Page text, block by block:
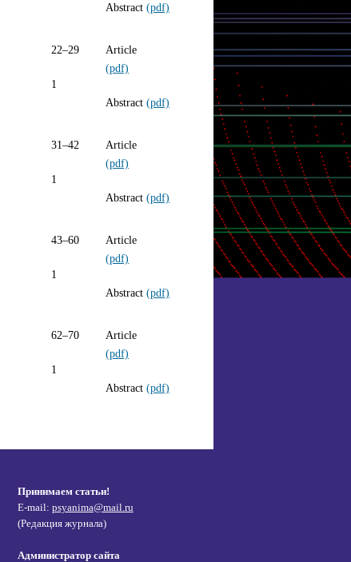
Abstract (pdf)
22–29
1
Article
(pdf)
Abstract (pdf)
31–42
1
Article
(pdf)
Abstract (pdf)
43–60
1
Article
(pdf)
Abstract (pdf)
62–70
1
Article
(pdf)
Abstract (pdf)
Принимаем статьи!
E-mail: psyanima@mail.ru
(Редакция журнала)
Администратор сайта